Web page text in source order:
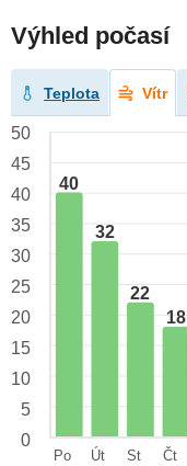
Výhled počasí
Teplota Vítr
40
32
22
18
50
45
40
35
30
25
20
15
10
5
0
Po
Út
St
Čt